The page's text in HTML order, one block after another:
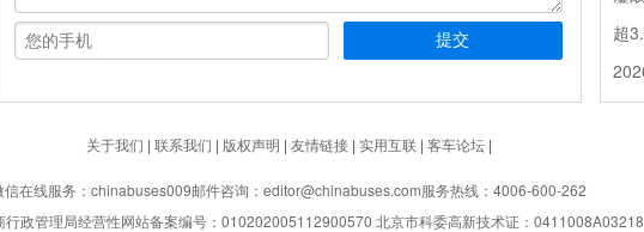
关于我们 | 联系我们 | 版权声明 | 友情链接| 实用互联| 客车论坛|
信在线服务：chinabuses009邮件咨询：editor@chinabuses.com服务热线：4006-600-262
行政管理局经营性网站备案编号：010202005112900570 北京市科委高新技术证：0411008A03218